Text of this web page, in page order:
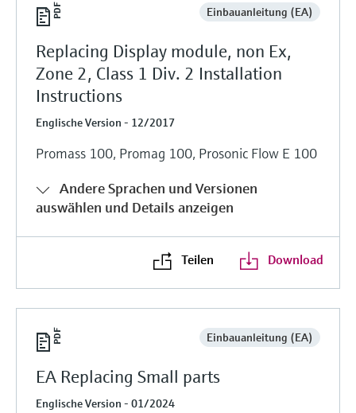
Einbauanleitung (EA)
Replacing Display module, non Ex,
Zone 2, Class 1 Div. 2 Installation
Instructions
Englische Version - 12/2017
Promass 100, Promag 100, Prosonic Flow E 100
Andere Sprachen und Versionen
auswählen und Details anzeigen
Teilen Download
Einbauanleitung (EA)
EA Replacing Small parts
Englische Version - 01/2024